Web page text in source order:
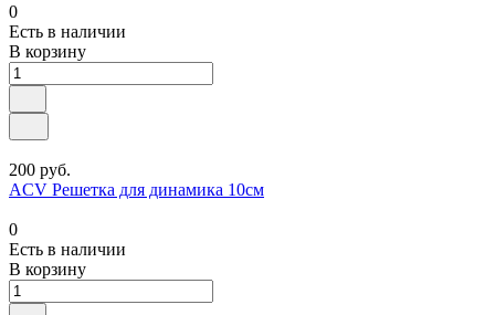
0
Есть в наличии
В корзину
200 руб.
ACV Решетка для динамика 10см
0
Есть в наличии
В корзину